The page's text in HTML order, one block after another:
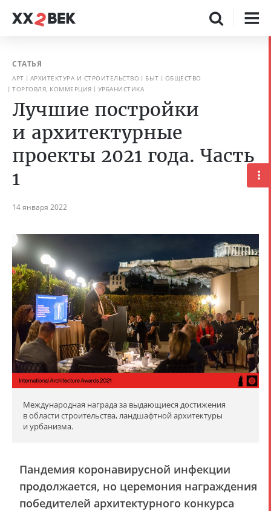
СТАТЬЯ
АРТ АРХИТЕКТУРА И СТРОИТЕЛЬСТВО БЫТ
ОБЩЕСТВО
ТОРГОВЛЯ, КОММЕРЦИЯ
УРБАНИСТИКА
Лучшие постройки
и архитектурные
проекты 2021 года. Часть
1
14 января 2022
Международная награда за выдающиеся достижения
в области строительства, ландшафтной архитектуры
и урбанизма.
Пандемия коронавирусной инфекции
продолжается, но церемония награждения
победителей архитектурного конкурса